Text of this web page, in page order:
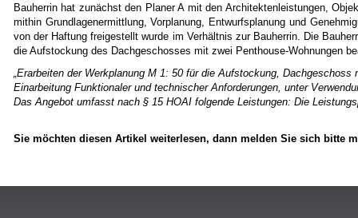
Bauherrin hat zunächst den Planer A mit den Architektenleistungen,
mithin Grundlagenermittlung, Vorplanung, Entwurfsplanung und
von der Haftung freigestellt wurde im Verhältnis zur Bauherrin. Die
die Aufstockung des Dachgeschosses mit zwei Penthouse-Wohnungen
„Erarbeiten der Werkplanung M 1: 50 für die Aufstockung,
Einarbeitung Funktionaler und technischer Anforderungen, unter
Das Angebot umfasst nach § 15 HOAI folgende Leistungen: Die
Sie möchten diesen Artikel weiterlesen, dann melden Sie sich bitte